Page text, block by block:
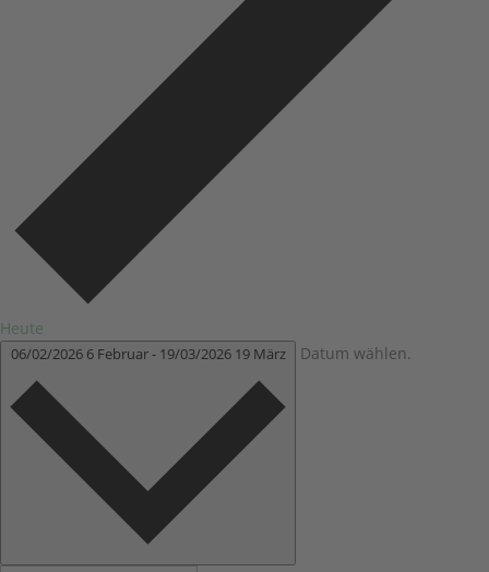
Heute
06/02/2026 6 Februar- 19/03/2026 19 März Datum wählen.